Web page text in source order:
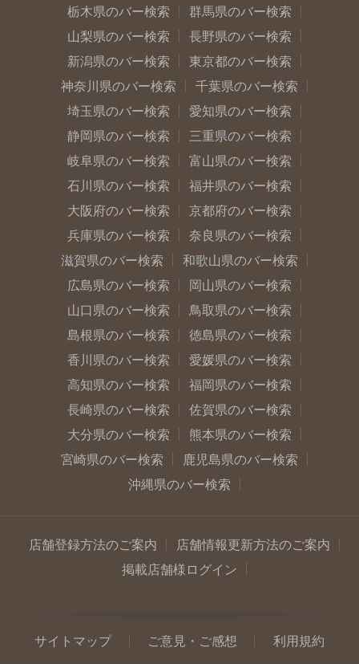
栃木県のバー検索
群馬県のバー検索
山梨県のバー検索
長野県のバー検索
新潟県のバー検索
東京都のバー検索
神奈川県のバー検索
千葉県のバー検索
埼玉県のバー検索
愛知県のバー検索
静岡県のバー検索
三重県のバー検索
岐阜県のバー検索
富山県のバー検索
石川県のバー検索
福井県のバー検索
大阪府のバー検索
京都府のバー検索
兵庫県のバー検索
奈良県のバー検索
滋賀県のバー検索
和歌山県のバー検索
広島県のバー検索
岡山県のバー検索
山口県のバー検索
鳥取県のバー検索
島根県のバー検索
徳島県のバー検索
香川県のバー検索
愛媛県のバー検索
高知県のバー検索
福岡県のバー検索
長崎県のバー検索
佐賀県のバー検索
大分県のバー検索
熊本県のバー検索
宮崎県のバー検索
鹿児島県のバー検索
沖縄県のバー検索
店舗登録方法のご案内
店舗情報更新方法のご案内
掲載店舗様ログイン
サイトマップ ご意見・ご感想 利用規約